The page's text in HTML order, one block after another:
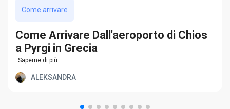
Come arrivare
Come Arrivare Dall'aeroporto di Chios
a Pyrgi in Grecia
Saperne di più
ALEKSANDRA